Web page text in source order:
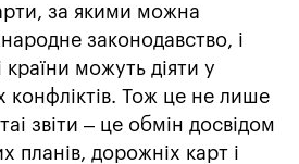
за якими можна
законодавство, і
країни можуть діяти у
конфліктів. Тож це не лише
звіти – це обмін досвідом
планів, дорожніх карт і